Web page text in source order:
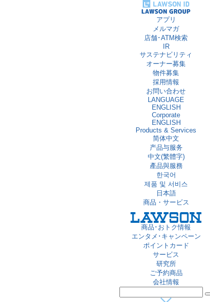
アプリ
メルマガ
店舗･ATM検索
IR
サステナビリティ
オーナー募集
物件募集
採用情報
お問い合わせ
LANGUAGE
ENGLISH
Corporate
ENGLISH
Products & Services
简体中文
产品与服务
中文(繁體字)
產品與服務
한국어
제품 및 서비스
日本語
商品・サービス
商品･おトク情報
エンタメ･キャンペーン
ポイントカード
サービス
研究所
ご予約商品
会社情報